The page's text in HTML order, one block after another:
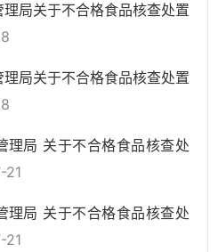
局关于不合格食品核查处置
局关于不合格食品核查处置
理局 关于不合格食品核查处
21
理局 关于不合格食品核查处
21